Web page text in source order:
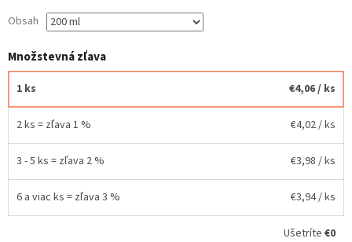
Obsah
Množstevná zľava
1 ks €4,06/ ks
2 ks = zľava 1 % €4,02/ ks
3 - 5 ks = zľava 2 % €3,98 / ks
6 a viac ks = zľava 3 % €3,94/ ks
Ušetríte €0